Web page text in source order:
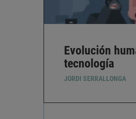
Evolución
tecnología
JORDI SERRALLONGA